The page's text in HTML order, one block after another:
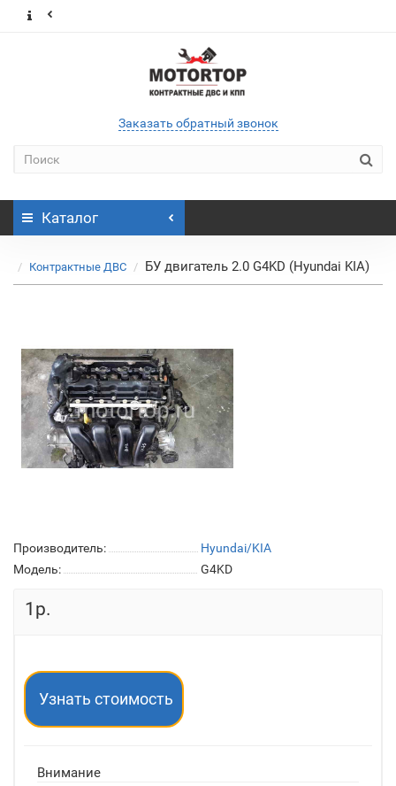
Заказать обратный звонок
Каталог
Контрактные ДВС БУ двигатель 2.0 G4KD (Hyundai KIA)
Производитель:
Hyundai/KIA
Модель:
G4KD
1р.
Узнать стоимость
Внимание